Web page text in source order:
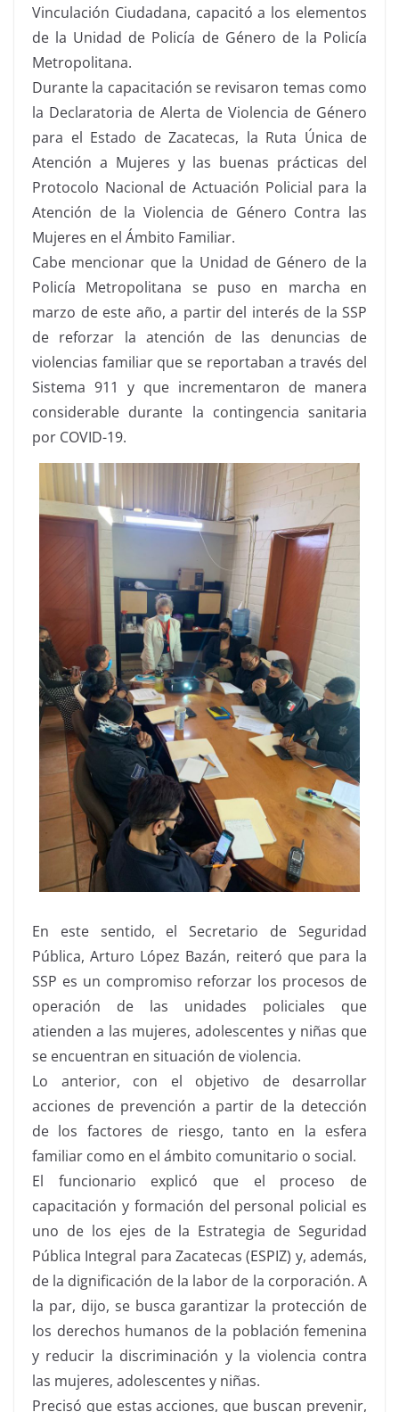
Vinculación Ciudadana, capacitó a los elementos
de la Unidad de Policía de Género de la Policía
Metropolitana.
Durante la capacitación se revisaron temas como
la Declaratoria de Alerta de Violencia de Género
para el Estado de Zacatecas, la Ruta Única de
Atención a Mujeres y las buenas prácticas del
Protocolo Nacional de Actuación Policial para la
Atención de la Violencia de Género Contra las
Mujeres en el Ámbito Familiar.
Cabe mencionar que la Unidad de Género de la
Policía Metropolitana se puso en marcha en
marzo de este año, a partir del interés de la SSP
de reforzar la atención de las denuncias de
violencias familiar que se reportaban a través del
Sistema 911 y que incrementaron de manera
considerable durante la contingencia sanitaria
por COVID-19.
En este sentido, el Secretario de Seguridad
Pública, Arturo López Bazán, reiteró que para la
SSP es un compromiso reforzar los procesos de
operación de las unidades policiales que
atienden a las mujeres, adolescentes y niñas que
se encuentran en situación de violencia.
Lo anterior, con el objetivo de desarrollar
acciones de prevención a partir de la detección
de los factores de riesgo, tanto en la esfera
familiar como en el ámbito comunitario o social.
El funcionario explicó que el proceso de
capacitación y formación del personal policial es
uno de los ejes de la Estrategia de Seguridad
Pública Integral para Zacatecas (ESPIZ) y, además,
de la dignificación de la labor de la corporación. A
la par, dijo, se busca garantizar la protección de
los derechos humanos de la población femenina
y reducir la discriminación y la violencia contra
las mujeres, adolescentes y niñas.
Precisó que estas acciones, que buscan prevenir,